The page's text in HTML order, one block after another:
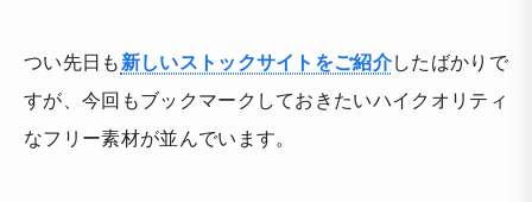
つい先日も新しいストックサイトをご紹介したばかりで
すが、今回もブックマークしておきたいハイクオリティ
なフリー素材が並んでいます。